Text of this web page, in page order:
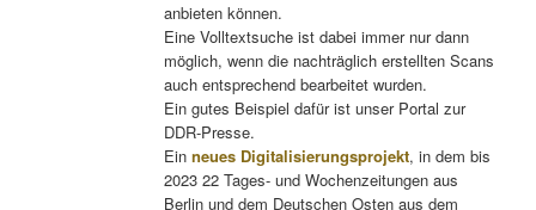
anbieten können.
Eine Volltextsuche ist dabei immer nur dann
möglich, wenn die nachträglich erstellten Scans
auch entsprechend bearbeitet wurden.
Ein gutes Beispiel dafür ist unser Portal zur
DDR-Presse.
Ein neues Digitalisierungsprojekt, in dem bis
2023 22 Tages- und Wochenzeitungen aus
Berlin und dem Deutschen Osten aus dem